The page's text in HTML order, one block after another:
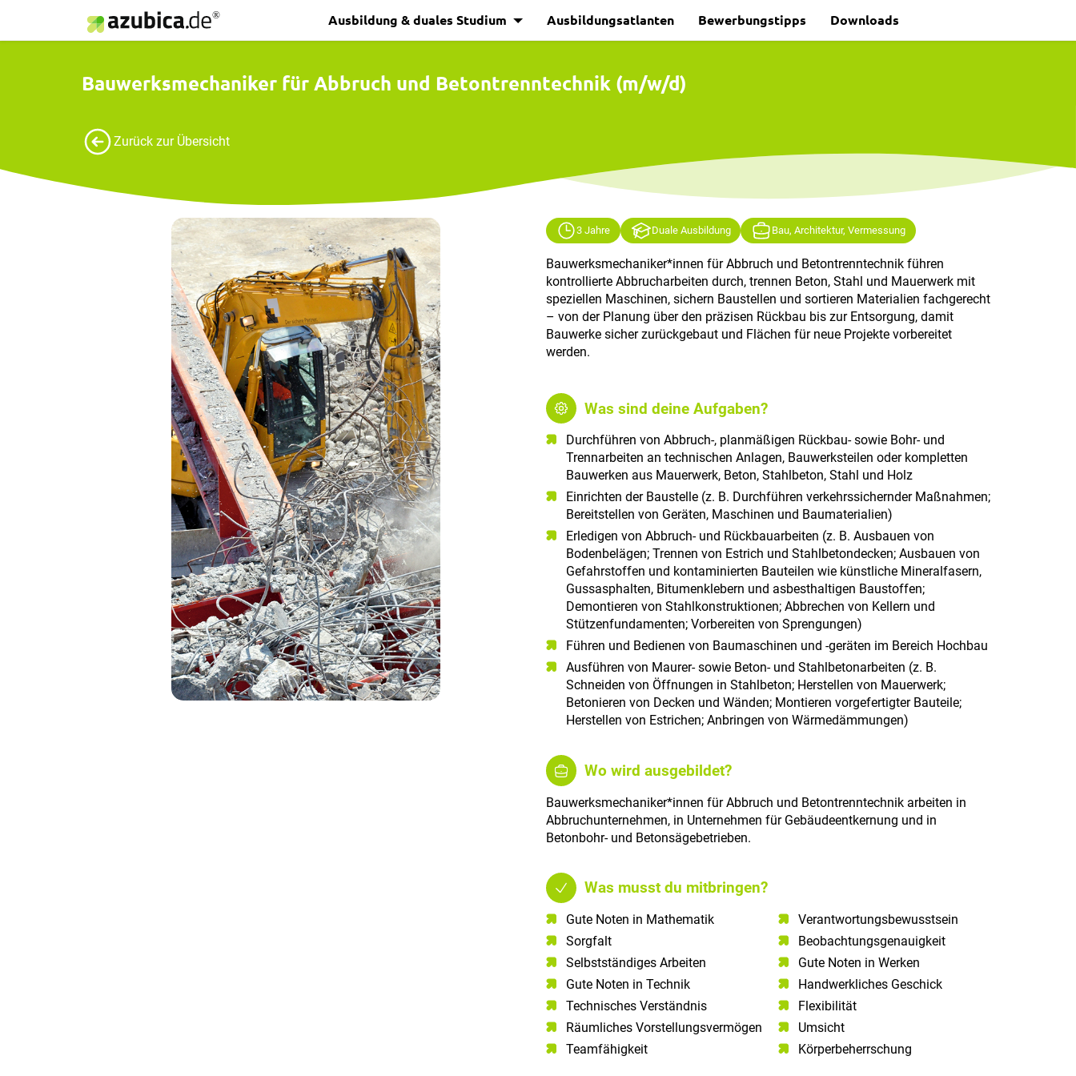
Ausbildung & duales Studium Ausbildungsatlanten Bewerbungstipps Downloads
Bauwerksmechaniker für Abbruch und Betontrenntechnik (m/w/d)
Zurück zur Übersicht
3 Jahre Duale Ausbildung Bau, Architektur, Vermessung
Bauwerksmechaniker*innen für Abbruch und Betontrenntechnik führen
kontrollierte Abbrucharbeiten durch, trennen Beton, Stahl und Mauerwerk mit
speziellen Maschinen, sichern Baustellen und sortieren Materialien fachgerecht
– von der Planung über den präzisen Rückbau bis zur Entsorgung, damit
Bauwerke sicher zurückgebaut und Flächen für neue Projekte vorbereitet
werden.
Was sind deine Aufgaben?
Durchführen von Abbruch-, planmäßigen Rückbau- sowie Bohr- und
Trennarbeiten an technischen Anlagen, Bauwerksteilen oder kompletten
Bauwerken aus Mauerwerk, Beton, Stahlbeton, Stahl und Holz
Einrichten der Baustelle (z. B. Durchführen verkehrssichernder Maßnahmen;
Bereitstellen von Geräten, Maschinen und Baumaterialien)
Erledigen von Abbruch- und Rückbauarbeiten (z. B. Ausbauen von
Bodenbelägen; Trennen von Estrich und Stahlbetondecken; Ausbauen von
Gefahrstoffen und kontaminierten Bauteilen wie künstliche Mineralfasern,
Gussasphalten, Bitumenklebern und asbesthaltigen Baustoffen;
Demontieren von Stahlkonstruktionen; Abbrechen von Kellern und
Stützenfundamenten; Vorbereiten von Sprengungen)
Führen und Bedienen von Baumaschinen und -geräten im Bereich Hochbau
Ausführen von Maurer- sowie Beton- und Stahlbetonarbeiten (z. B.
Schneiden von Öffnungen in Stahlbeton; Herstellen von Mauerwerk;
Betonieren von Decken und Wänden; Montieren vorgefertigter Bauteile;
Herstellen von Estrichen; Anbringen von Wärmedämmungen)
Wo wird ausgebildet?
Bauwerksmechaniker*innen für Abbruch und Betontrenntechnik arbeiten in
Abbruchunternehmen, in Unternehmen für Gebäudeentkernung und in
Betonbohr- und Betonsägebetrieben.
Was musst du mitbringen?
Gute Noten in Mathematik​
Sorgfalt​
Selbstständiges Arbeiten​
Gute Noten in Technik​
Technisches Verständnis​
Räumliches Vorstellungsvermögen​
Teamfähigkeit​
Verantwortungsbewusstsein​
Beobachtungsgenauigkeit
Gute Noten in Werken
Handwerkliches Geschick
Flexibilität
Umsicht
Körperbeherrschung